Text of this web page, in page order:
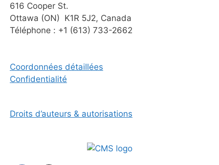
616 Cooper St.
Ottawa (ON) K1R 5J2, Canada
Téléphone : +1 (613) 733-2662
Coordonnées détaillées
Confidentialité
Droits d’auteurs & autorisations